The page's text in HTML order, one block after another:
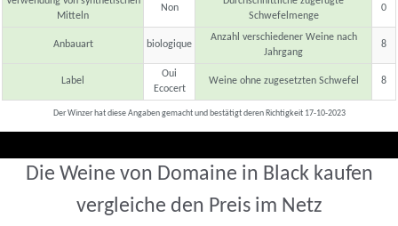
Mitteln
Non
Schwefelmenge
0
Anbauart biologique
Anzahl verschiedener Weine nach
Jahrgang
8
Label
Oui
Ecocert
Weine ohne zugesetzten Schwefel 8
Der Winzer hat diese Angaben gemacht und bestätigt deren Richtigkeit 17-10-2023
Die Weine von Domaine in Black kaufen
vergleiche den Preis im Netz